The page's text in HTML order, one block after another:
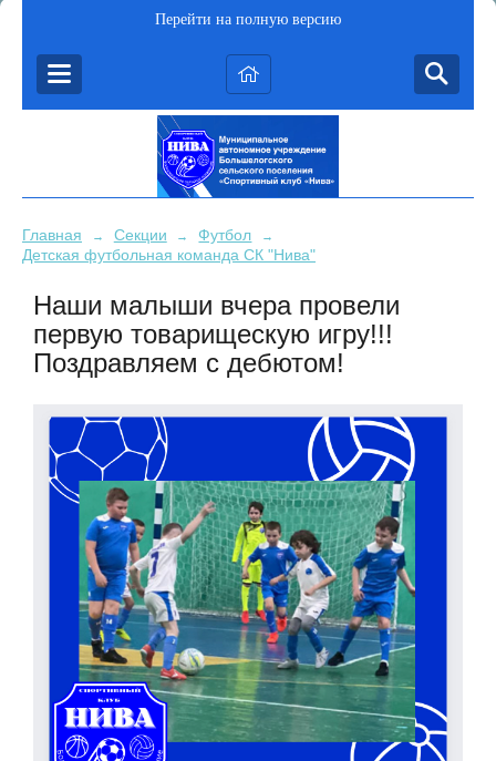
Перейти на полную версию
Главная → Секции → Футбол →
Детская футбольная команда СК "Нива"
Наши малыши вчера провели
первую товарищескую игру!!!
Поздравляем с дебютом!